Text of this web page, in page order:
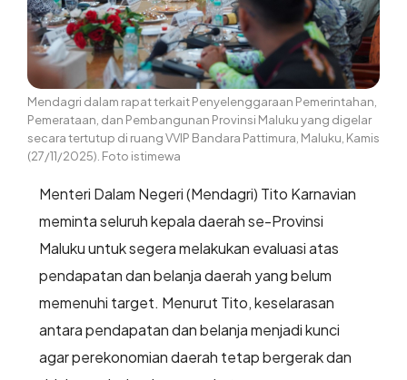
Mendagri dalam rapat terkait Penyelenggaraan Pemerintahan,
Pemerataan, dan Pembangunan Provinsi Maluku yang digelar
secara tertutup di ruang VVIP Bandara Pattimura, Maluku, Kamis
(27/11/2025). Foto istimewa
Menteri Dalam Negeri (Mendagri) Tito Karnavian
meminta seluruh kepala daerah se-Provinsi
Maluku untuk segera melakukan evaluasi atas
pendapatan dan belanja daerah yang belum
memenuhi target. Menurut Tito, keselarasan
antara pendapatan dan belanja menjadi kunci
agar perekonomian daerah tetap bergerak dan